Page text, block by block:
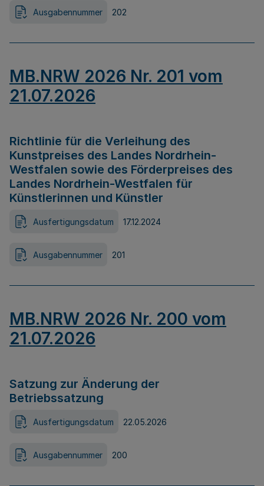
Ausgabennummer 202
MB.NRW 2026 Nr. 201 vom
21.07.2026
Richtlinie für die Verleihung des
Kunstpreises des Landes Nordrhein-
Westfalen sowie des Förderpreises des
Landes Nordrhein-Westfalen für
Künstlerinnen und Künstler
Ausfertigungsdatum 17.12.2024
Ausgabennummer 201
MB.NRW 2026 Nr. 200 vom
21.07.2026
Satzung zur Änderung der
Betriebssatzung
Ausfertigungsdatum 22.05.2026
Ausgabennummer 200